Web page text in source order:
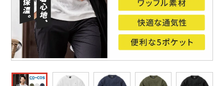
コンプレッションウェア
作業用ポロシャツ
安全保護具
空調服ランキング
コンプレッションウェアランキング
作業用ポロシャツランキング
おたふく手袋 マック
住商モンブラン ボンマックス
GUSH FORCE CUP
DIY・日曜大工作業服
飲食店ユニフォーム
運送・倉庫作業服